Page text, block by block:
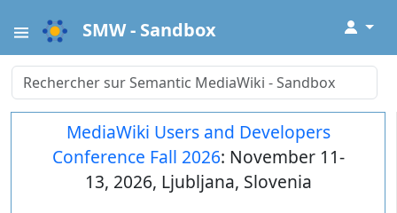
SMW - Sandbox ↓
MediaWiki Users and Developers
Conference Fall 2026: November 11-
13, 2026, Ljubljana, Slovenia